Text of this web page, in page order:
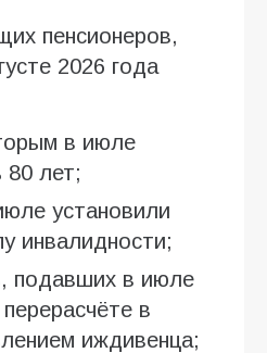
пенсионеров,
2026 года
в июле
80 лет;
установили
инвалидности;
подавших в июле
в
иждивенца;